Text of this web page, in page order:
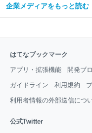
企業メディアをもっと読む
はてなブックマーク
アプリ・拡張機能 開発ブ
ガイドライン 利用規約
利用者情報の外部送信につ
公式Twitter